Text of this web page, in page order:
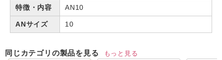
特徴・内容 AN10
ANサイズ 10
同じカテゴリの製品を見る もっと見る